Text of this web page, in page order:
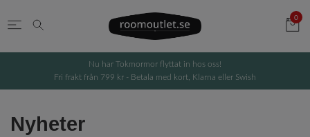
0
Nu har Tokmormor flyttat in hos oss!
Fri frakt från 799 kr - Betala med kort, Klarna eller Swish
Nyheter